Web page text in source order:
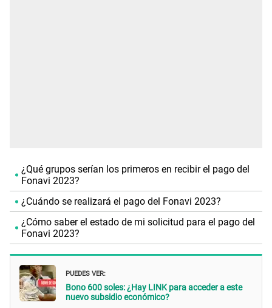
¿Qué grupos serían los primeros en recibir el pago del
Fonavi 2023?
¿Cuándo se realizará el pago del Fonavi 2023?
¿Cómo saber el estado de mi solicitud para el pago del
Fonavi 2023?
PUEDES VER:
Bono 600 soles: ¿Hay LINK para acceder a este
nuevo subsidio económico?